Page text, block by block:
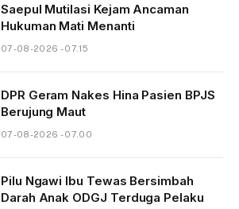
Saepul Mutilasi Kejam Ancaman
Hukuman Mati Menanti
07-08-2026 - 07.15
DPR Geram Nakes Hina Pasien BPJS
Berujung Maut
07-08-2026 - 07.00
Pilu Ngawi Ibu Tewas Bersimbah
Darah Anak ODGJ Terduga Pelaku